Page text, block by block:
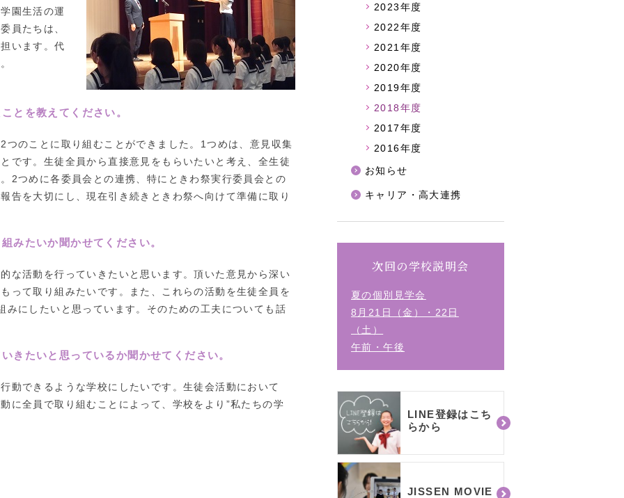
園生活の運
員たちは、
います。代
とを教えてください。
のことに取り組むことができました。1つめは、意見収集
です。生徒全員から直接意見をもらいたいと考え、全生徒
2つめに各委員会との連携、特にときわ祭実行委員会との
告を大切にし、現在引き続きときわ祭へ向けて準備に取り
みたいか聞かせてください。
な活動を行っていきたいと思います。頂いた意見から深い
って取り組みたいです。また、これらの活動を生徒全員を
みにしたいと思っています。そのための工夫についても話
きたいと思っているか聞かせてください。
動できるような学校にしたいです。生徒会活動において
に全員で取り組むことによって、学校をより”私たちの学
2023年度
2022年度
2021年度
2020年度
2019年度
2018年度
2017年度
2016年度
お知らせ
キャリア・高大連携
次回の学校説明会
夏の個別見学会
8月21日（金）・22日
（土）
午前・午後
LINE登録はこち
らから
JISSEN MOVIE